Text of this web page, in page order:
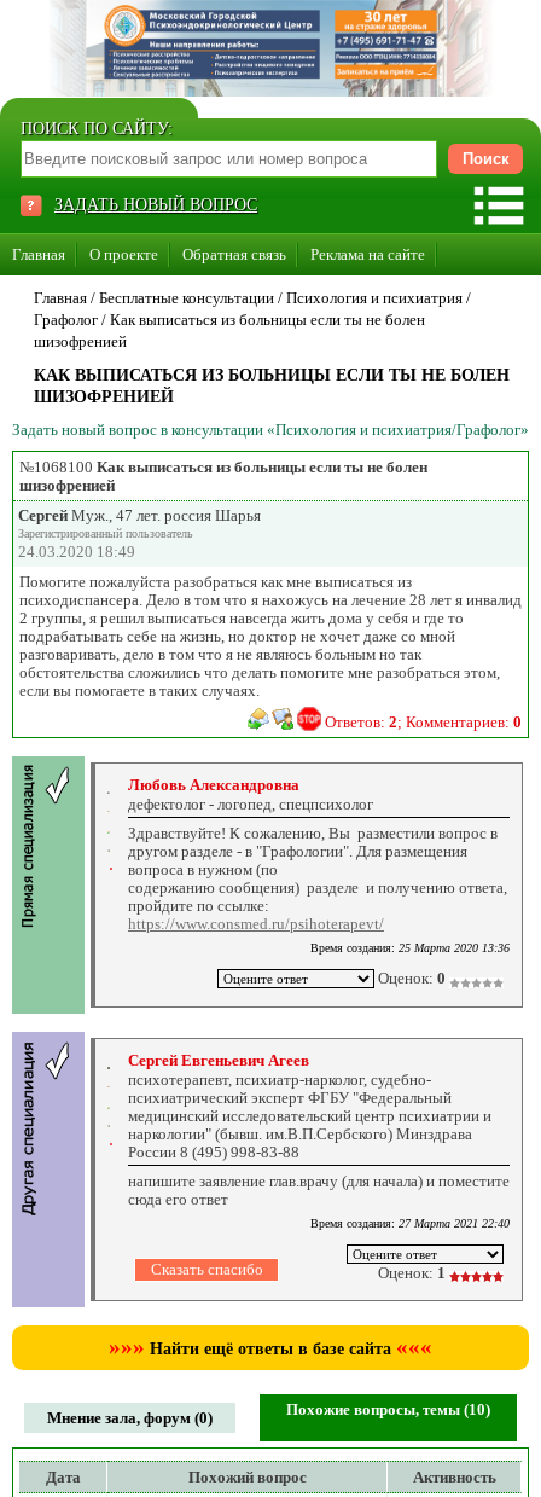
ПОИСК ПО САЙТУ:
ЗАДАТЬ НОВЫЙ ВОПРОС
Главная О проекте Обратная связь Реклама на сайте
Стать консультантом нашего сайта
Суперакция «Каждому врачу свой сайт»
Главная / Бесплатные консультации / Психология и психиатрия /
Графолог / Как выписаться из больницы если ты не болен
шизофренией
КАК ВЫПИСАТЬСЯ ИЗ БОЛЬНИЦЫ ЕСЛИ ТЫ НЕ БОЛЕН
ШИЗОФРЕНИЕЙ
Задать новый вопрос в консультации «Психология и психиатрия/Графолог»
№1068100 Как выписаться из больницы если ты не болен
шизофренией
Сергей Муж., 47 лет. россия Шарья
Зарегистрированный пользователь
24.03.2020 18:49
Помогите пожалуйста разобраться как мне выписаться из
психодиспансера. Дело в том что я нахожусь на лечение 28 лет я инвалид
2 группы, я решил выписаться навсегда жить дома у себя и где то
подрабатывать себе на жизнь, но доктор не хочет даже со мной
разговаривать, дело в том что я не являюсь больным но так
обстоятельства сложились что делать помогите мне разобраться этом,
если вы помогаете в таких случаях.
Ответов: 2; Комментариев: 0
Любовь Александровна
дефектолог - логопед, спецпсихолог
Здравствуйте! К сожалению, Вы разместили вопрос в
другом разделе - в "Графологии". Для размещения
вопроса в нужном (по
содержанию сообщения) разделе и получению ответа,
пройдите по ссылке:
https://www.consmed.ru/psihoterapevt/
Время создания: 25 Марта 2020 13:36
Оценок: 0
Сергей Евгеньевич Агеев
психотерапевт, психиатр-нарколог, судебно-
психиатрический эксперт ФГБУ "Федеральный
медицинский исследовательский центр психиатрии и
наркологии" (бывш. им.В.П.Сербского) Минздрава
России 8 (495) 998-83-88
напишите заявление глав.врачу (для начала) и поместите
сюда его ответ
Время создания: 27 Марта 2021 22:40
Оценок: 1
»»» Найти ещё ответы в базе сайта «««
Мнение зала, форум (0) Похожие вопросы, темы (10)
Дата Похожий вопрос
Активность